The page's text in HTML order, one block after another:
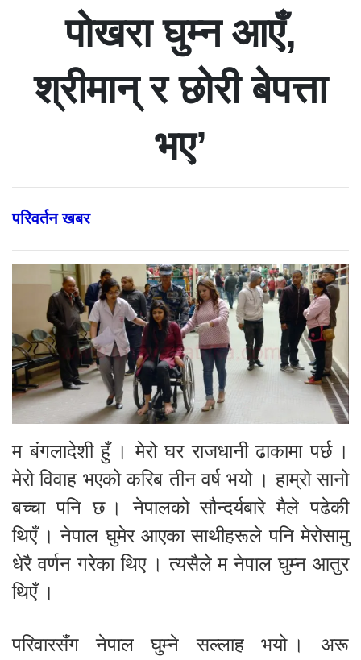
पोखरा घुम्न आएँ,
श्रीमान् र छोरी बेपत्ता
भए’
परिवर्तन खबर
म बंगलादेशी हुँ । मेरो घर राजधानी ढाकामा पर्छ ।
मेरो विवाह भएको करिब तीन वर्ष भयो । हाम्रो सानो
बच्चा पनि छ । नेपालको सौन्दर्यबारे मैले पढेकी
थिएँ । नेपाल घुमेर आएका साथीहरूले पनि मेरोसामु
धेरै वर्णन गरेका थिए । त्यसैले म नेपाल घुम्न आतुर
थिएँ ।
परिवारसँग नेपाल घुम्ने सल्लाह भयो । अरू